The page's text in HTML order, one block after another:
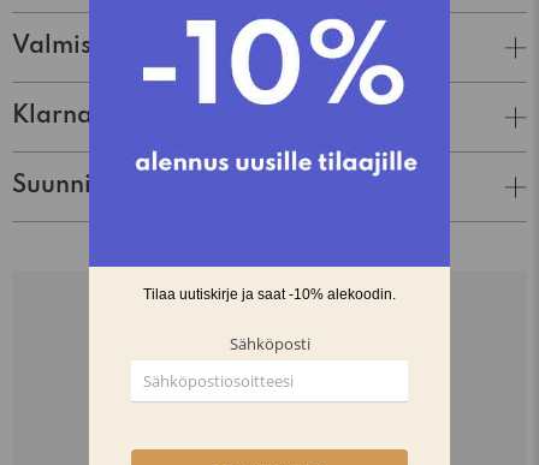
Valmistaja
Klarna Lasku & Tili
Suunnittelija